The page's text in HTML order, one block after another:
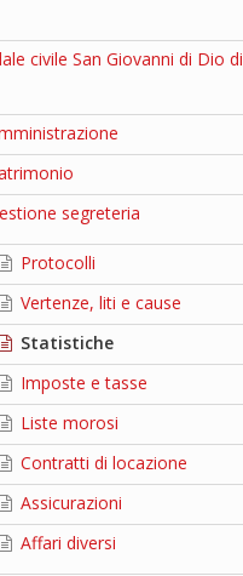
civile San Giovanni di Dio di
segreteria
Protocolli
Vertenze, liti e cause
Statistiche
Imposte e tasse
Liste morosi
Contratti di locazione
Assicurazioni
Affari diversi